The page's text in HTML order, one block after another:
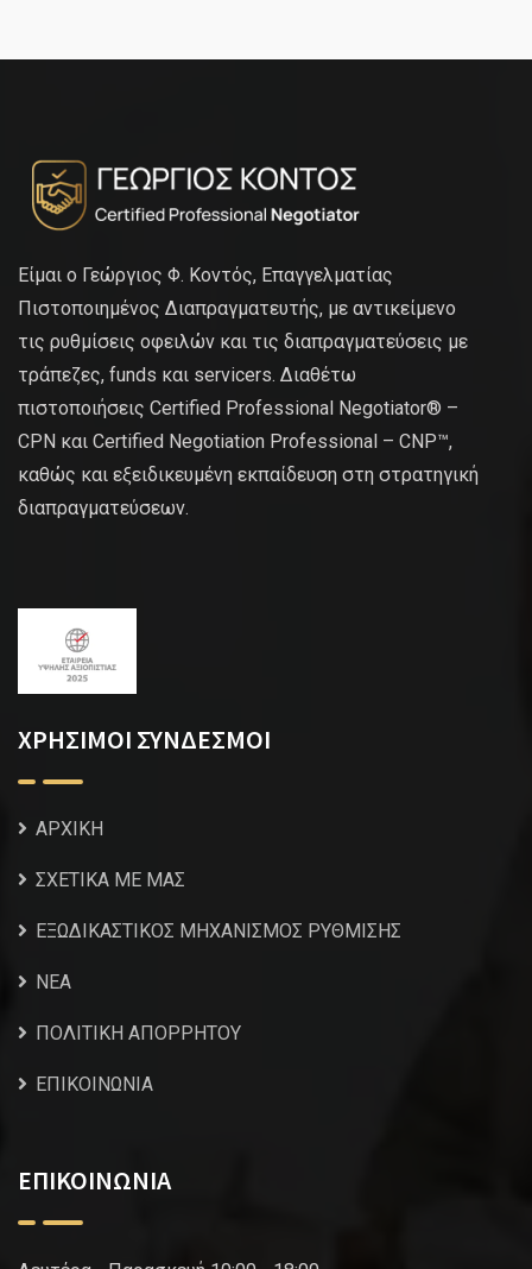
Είμαι ο Γεώργιος Φ. Κοντός, Επαγγελματίας
Πιστοποιημένος Διαπραγματευτής, με αντικείμενο
τις ρυθμίσεις οφειλών και τις διαπραγματεύσεις με
τράπεζες, funds και servicers. Διαθέτω
πιστοποιήσεις Certified Professional Negotiator® –
CPN και Certified Negotiation Professional – CNP™,
καθώς και εξειδικευμένη εκπαίδευση στη στρατηγική
διαπραγματεύσεων.
ΧΡΗΣΙΜΟΙ ΣΥΝΔΕΣΜΟΙ
ΑΡΧΙΚΗ
ΣΧΕΤΙΚΑ ΜΕ ΜΑΣ
ΕΞΩΔΙΚΑΣΤΙΚΟΣ ΜΗΧΑΝΙΣΜΟΣ ΡΥΘΜΙΣΗΣ
NEA
ΠΟΛΙΤΙΚΗ ΑΠΟΡΡΗΤΟΥ
ΕΠΙΚΟΙΝΩΝΙΑ
ΕΠΙΚΟΙΝΩΝΙΑ